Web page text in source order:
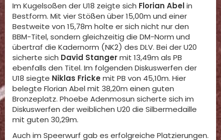
Im Kugelsoßen der U18 zeigte sich Florian Abelin
Bestform. Mit vier Stößen über 15,00m und einer
Bestweite von 15,78m holte er sich nicht nur den
BBM-Titel, sondern gleichzeitig die DM-Norm und
übertraf die Kadernorm (NK2) des DLV. Bei der U20
sicherte sich David Stangermit 13,49m als PB
ebenfalls den Titel. Im folgenden Diskuswerfen der
U18 siegte Niklas Frickemit PB von 45,10m. Hier
belegte Florian Abel mit 38,20m einen guten
Bronzeplatz. Phoebe Adenmosun sicherte sich im
Diskuswerfen der weiblichen U20 die Silbermedaille
mit guten 30,29m.
Auch im Speerwurf gab es erfolgreiche Platzierungen.